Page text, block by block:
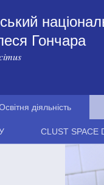
Гончара
діяльність
CLUST SPACE